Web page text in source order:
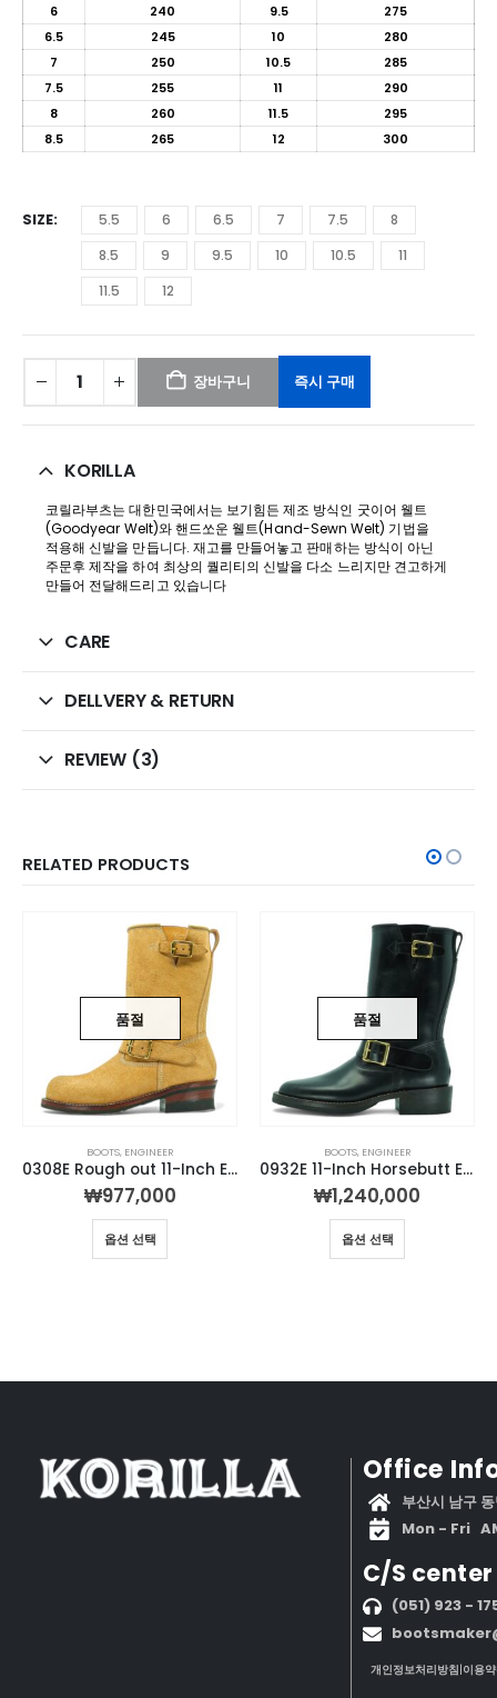
6
240 9.5
275
6.5
245 10
280
7
250 10.5
285
7.5
255 11
290
8
260 11.5
295
8.5
265 12 300
SIZE 5.5 6 6.5 7 7.5
8
8.5
9 9.5 10 10.5
11
11.5
12
장바구니 즉시 구매
KORILLA
코릴라부츠는 대한민국에서는 보기힘든 제조 방식인 굿이어 웰트
(Goodyear Welt)와 핸드쏘운 웰트(Hand-Sewn Welt) 기법을
적용해 신발을 만듭니다. 재고를 만들어놓고 판매하는 방식이 아닌
주문후 제작을 하여 최상의 퀄리티의 신발을 다소 느리지만 견고하게
만들어 전달해드리고 있습니다
CARE
DELLVERY & RETURN
REVIEW (3)
RELATED PRODUCTS
품절
BOOTS, ENGINEER
0308E Rough out 11-Inch Engineer Boot
₩977,000
옵션 선택
품절
BOOTS, ENGINEER
0932E 11-Inch Horsebutt Engineer Boot
₩1,240,000
옵션 선택
Office
부산시 남구
Mon - Fri
C/S center​
(051) 923 -
개인정보처리방침|이용